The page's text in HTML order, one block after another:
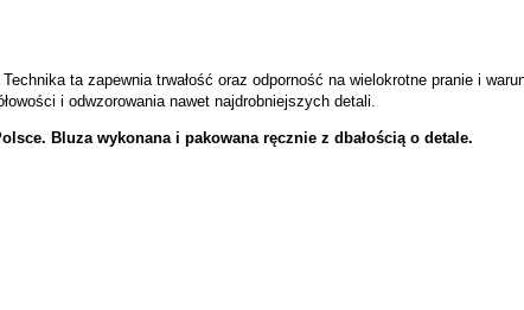
Technika ta zapewnia trwałość oraz odporność na wielokrotne pranie i
i odwzorowania nawet najdrobniejszych detali.
Bluza wykonana i pakowana ręcznie z dbałością o detale.